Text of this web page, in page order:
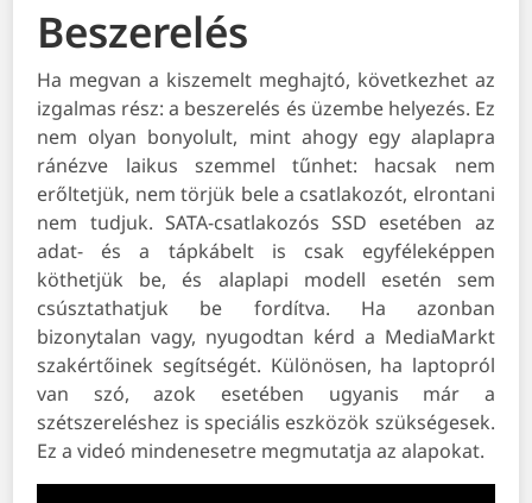
Beszerelés
Ha megvan a kiszemelt meghajtó, következhet az
izgalmas rész: a beszerelés és üzembe helyezés. Ez
nem olyan bonyolult, mint ahogy egy alaplapra
ránézve laikus szemmel tűnhet: hacsak nem
erőltetjük, nem törjük bele a csatlakozót, elrontani
nem tudjuk. SATA-csatlakozós SSD esetében az
adat- és a tápkábelt is csak egyféleképpen
köthetjük be, és alaplapi modell esetén sem
csúsztathatjuk be fordítva. Ha azonban
bizonytalan vagy, nyugodtan kérd a MediaMarkt
szakértőinek segítségét. Különösen, ha laptopról
van szó, azok esetében ugyanis már a
szétszereléshez is speciális eszközök szükségesek.
Ez a videó mindenesetre megmutatja az alapokat.